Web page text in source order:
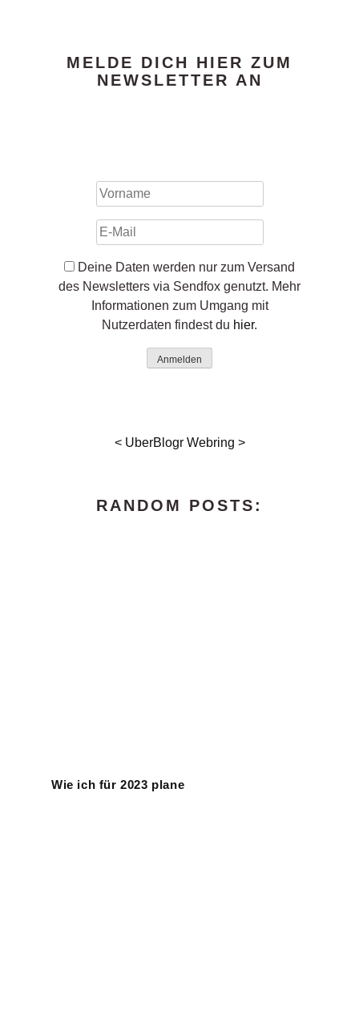
MELDE DICH HIER ZUM
NEWSLETTER AN
Deine Daten werden nur zum Versand
des Newsletters via Sendfox genutzt. Mehr
Informationen zum Umgang mit
Nutzerdaten findest du hier.
Anmelden
< UberBlogr Webring >
RANDOM POSTS:
Wie ich für 2023 plane